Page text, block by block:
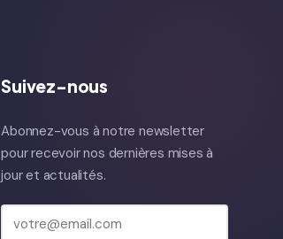
Suivez-nous
Abonnez-vous à notre newsletter
pour recevoir nos dernières mises à
jour et actualités.